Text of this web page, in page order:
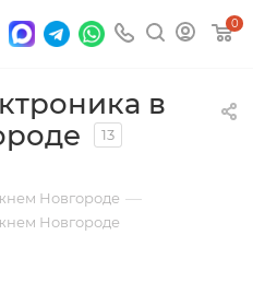
0
в
13
Новгороде —
Новгороде